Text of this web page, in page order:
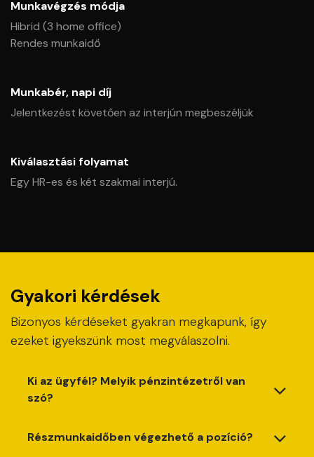
Munkavégzés módja
Hibrid (3 home office)
Rendes munkaidő
Munkabér, napi díj
Jelentkezést követően az interjún megbeszéljük
Kiválasztási folyamat
Egy HR-es és két szakmai interjú.
Gyakori kérdések
Bizonyos kérdéseket gyakran megkapunk, így
ezeket igyekszünk most megválaszolni.
Ki az ügyfél? Melyik pénzintézetről van
szó?
Részmunkaidőben végezhető a pozíció?